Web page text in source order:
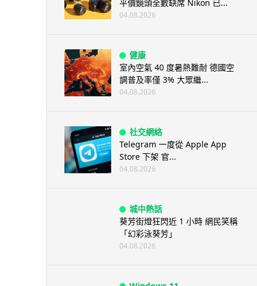
平價鏡頭全數缺席 Nikon 已...
04.08.2026
健康
室內空氣 40 度暑熱難耐 德國空
調普及率僅 3% 大眾繼...
04.08.2026
社交網絡
Telegram 一度從 Apple App
Store 下架 官...
04.08.2026
城中熱話
葵芳街燈狂閃近 1 小時 網民笑稱
「幻彩泳葵芳」
04.08.2026